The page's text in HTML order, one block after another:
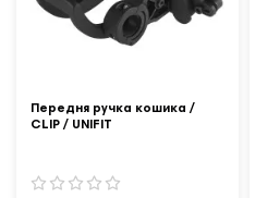
Передня ручка кошика /
CLIP / UNIFIT